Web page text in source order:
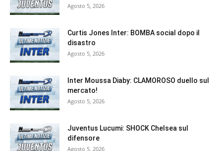
Agosto 5, 2026
Curtis Jones Inter: BOMBA social dopo il
disastro
Agosto 5, 2026
Inter Moussa Diaby: CLAMOROSO duello sul
mercato!
Agosto 5, 2026
Juventus Lucumi: SHOCK Chelsea sul
difensore
Agosto 5, 2026